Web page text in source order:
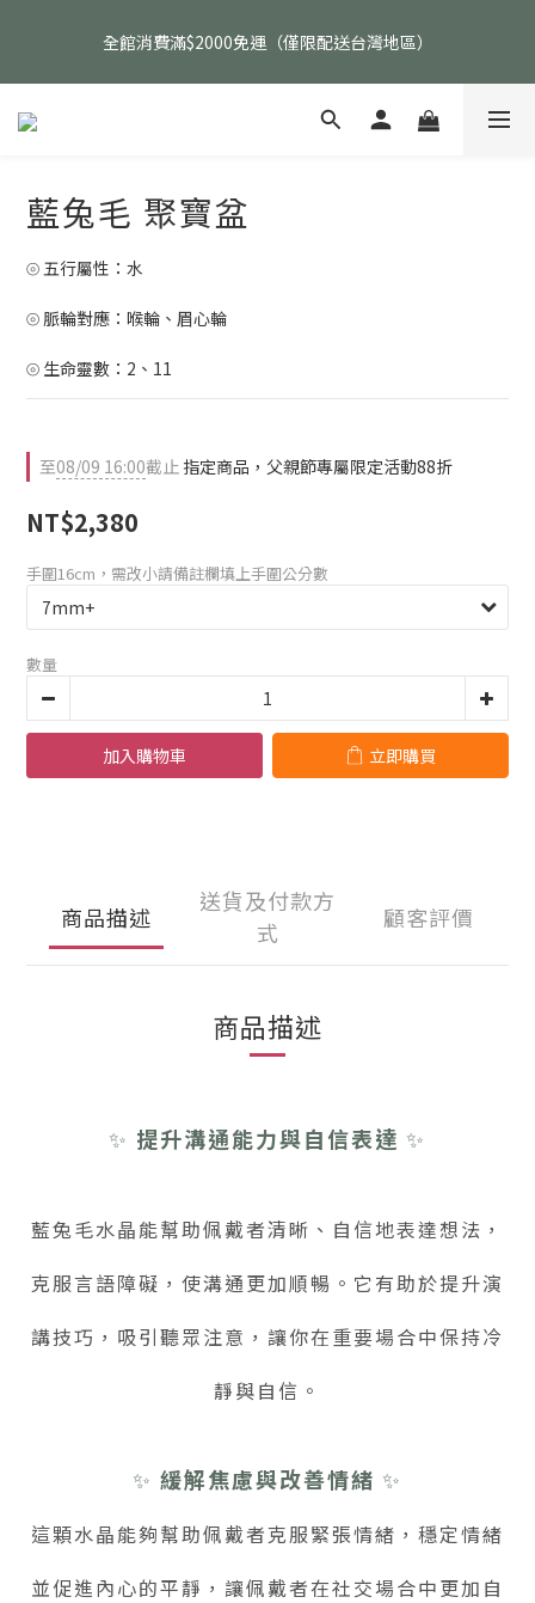
品除外）
全館消費滿$2000免運（僅限配送台灣地區）
父親節活動｜指定品項任選兩件88折（礦標｜高品水晶｜客製化商
藍兔毛 聚寶盆
⦾ 五行屬性：水
⦾ 脈輪對應：喉輪、眉心輪
⦾ 生命靈數：2、11
至08/09 16:00截止 指定商品，父親節專屬限定活動88折
NT$2,380
手圍16cm，需改小請備註欄填上手圍公分數
數量
加入購物車 立即購買
商品描述
送貨及付款方
式
顧客評價
商品描述
✨ 提升溝通能力與自信表達 ✨
藍兔毛水晶能幫助佩戴者清晰、自信地表達想法，
克服言語障礙，使溝通更加順暢。它有助於提升演
講技巧，吸引聽眾注意，讓你在重要場合中保持冷
靜與自信。
✨ 緩解焦慮與改善情緒 ✨
這顆水晶能夠幫助佩戴者克服緊張情緒，穩定情緒
並促進內心的平靜，讓佩戴者在社交場合中更加自